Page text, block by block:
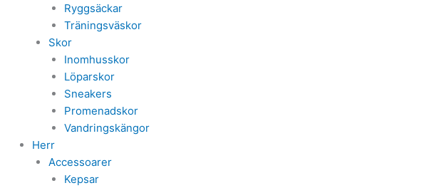
Ryggsäckar
Träningsväskor
Skor
Inomhusskor
Löparskor
Sneakers
Promenadskor
Vandringskängor
Herr
Accessoarer
Kepsar